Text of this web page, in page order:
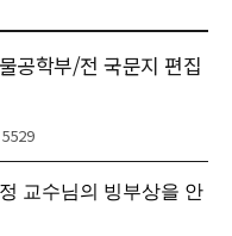
공학부/전 국문지 편집